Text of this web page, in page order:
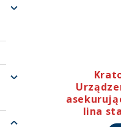
lina